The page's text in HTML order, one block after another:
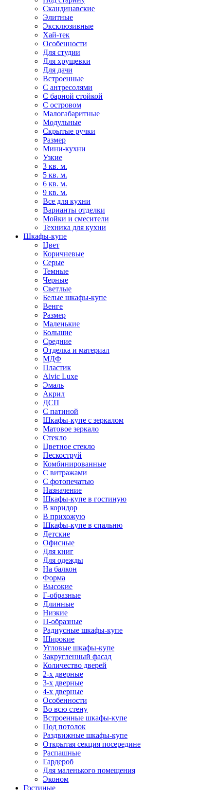
Скандинавские
Элитные
Эксклюзивные
Хай-тек
Особенности
Для студии
Для хрущевки
Для дачи
Встроенные
С антресолями
С барной стойкой
С островом
Малогабаритные
Модульные
Скрытые ручки
Размер
Мини-кухни
Узкие
3 кв. м.
5 кв. м.
6 кв. м.
9 кв. м.
Все для кухни
Варианты отделки
Мойки и смесители
Техника для кухни
Шкафы-купе
Цвет
Коричневые
Серые
Темные
Черные
Светлые
Белые шкафы-купе
Венге
Размер
Маленькие
Большие
Средние
Отделка и материал
МДФ
Пластик
Alvic Luxe
Эмаль
Акрил
ДСП
С патиной
Шкафы-купе с зеркалом
Матовое зеркало
Стекло
Цветное стекло
Пескоструй
Комбинированные
С витражами
С фотопечатью
Назначение
Шкафы-купе в гостиную
В коридор
В прихожую
Шкафы-купе в спальню
Детские
Офисные
Для книг
Для одежды
На балкон
Форма
Высокие
Г-образные
Длинные
Низкие
П-образные
Радиусные шкафы-купе
Широкие
Угловые шкафы-купе
Закругленный фасад
Количество дверей
2-х дверные
3-х дверные
4-х дверные
Особенности
Во всю стену
Встроенные шкафы-купе
Под потолок
Раздвижные шкафы-купе
Открытая секция посередине
Распашные
Гардероб
Для маленького помещения
Эконом
Гостиные